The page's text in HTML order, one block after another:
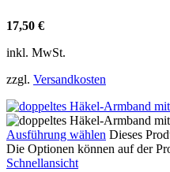
17,50 €
inkl. MwSt.
zzgl. Versandkosten
Ausführung wählen Dieses
Die Optionen können auf der
Schnellansicht